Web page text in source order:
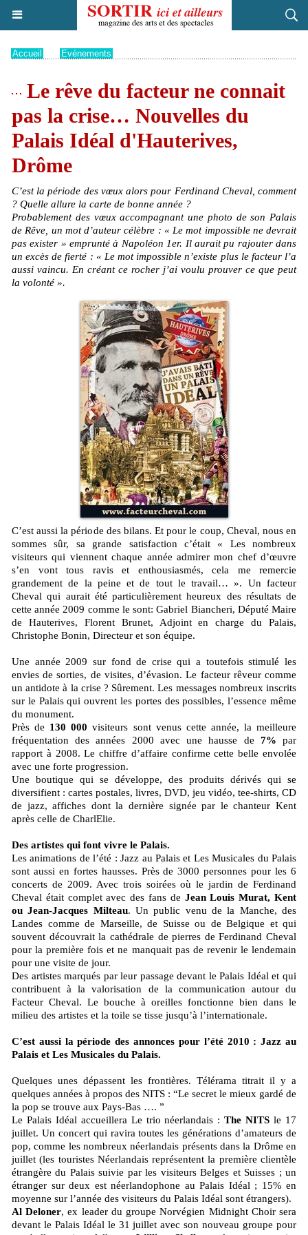
Accueil Evénements
Le rêve du facteur ne connait
pas la crise… Nouvelles du
Palais Idéal d'Hauterives,
Drôme
C’est la période des vœux alors pour Ferdinand Cheval, comment
? Quelle allure la carte de bonne année ?
Probablement des vœux accompagnant une photo de son Palais
de Rêve, un mot d’auteur célèbre : « Le mot impossible ne devrait
pas exister » emprunté à Napoléon 1er. Il aurait pu rajouter dans
un excès de fierté : « Le mot impossible n’existe plus le facteur l’a
aussi vaincu. En créant ce rocher j’ai voulu prouver ce que peut
la volonté ».
C’est aussi la période des bilans. Et pour le coup, Cheval, nous en
sommes sûr, sa grande satisfaction c’était « Les nombreux
visiteurs qui viennent chaque année admirer mon chef d’œuvre
s’en vont tous ravis et enthousiasmés, cela me remercie
grandement de la peine et de tout le travail… ». Un facteur
Cheval qui aurait été particulièrement heureux des résultats de
cette année 2009 comme le sont: Gabriel Biancheri, Député Maire
de Hauterives, Florent Brunet, Adjoint en charge du Palais,
Christophe Bonin, Directeur et son équipe.
Une année 2009 sur fond de crise qui a toutefois stimulé les
envies de sorties, de visites, d’évasion. Le facteur rêveur comme
un antidote à la crise ? Sûrement. Les messages nombreux inscrits
sur le Palais qui ouvrent les portes des possibles, l’essence même
du monument.
Près de 130 000 visiteurs sont venus cette année, la meilleure
fréquentation des années 2000 avec une hausse de 7% par
rapport à 2008. Le chiffre d’affaire confirme cette belle envolée
avec une forte progression.
Une boutique qui se développe, des produits dérivés qui se
diversifient : cartes postales, livres, DVD, jeu vidéo, tee-shirts, CD
de jazz, affiches dont la dernière signée par le chanteur Kent
après celle de CharlElie.
Des artistes qui font vivre le Palais.
Les animations de l’été : Jazz au Palais et Les Musicales du Palais
sont aussi en fortes hausses. Près de 3000 personnes pour les 6
concerts de 2009. Avec trois soirées où le jardin de Ferdinand
Cheval était complet avec des fans de Jean Louis Murat, Kent
ou Jean-Jacques Milteau. Un public venu de la Manche, des
Landes comme de Marseille, de Suisse ou de Belgique et qui
souvent découvrait la cathédrale de pierres de Ferdinand Cheval
pour la première fois et ne manquait pas de revenir le lendemain
pour une visite de jour.
Des artistes marqués par leur passage devant le Palais Idéal et qui
contribuent à la valorisation de la communication autour du
Facteur Cheval. Le bouche à oreilles fonctionne bien dans le
milieu des artistes et la toile se tisse jusqu’à l’internationale.
C’est aussi la période des annonces pour l’été 2010 : Jazz au
Palais et Les Musicales du Palais.
Quelques unes dépassent les frontières. Télérama titrait il y a
quelques années à propos des NITS : “Le secret le mieux gardé de
la pop se trouve aux Pays-Bas …. ”
Le Palais Idéal accueillera Le trio néerlandais :The NITS le 17
juillet. Un concert qui ravira toutes les générations d’amateurs de
pop, comme les nombreux néerlandais présents dans la Drôme en
juillet (les touristes Néerlandais représentent la première clientèle
étrangère du Palais suivie par les visiteurs Belges et Suisses ; un
étranger sur deux est néerlandophone au Palais Idéal ; 15% en
moyenne sur l’année des visiteurs du Palais Idéal sont étrangers).
Al Deloner, ex leader du groupe Norvégien Midnight Choir sera
devant le Palais Idéal le 31 juillet avec son nouveau groupe pour